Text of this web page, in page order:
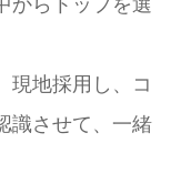
現地採用し、コ
識させて、一緒